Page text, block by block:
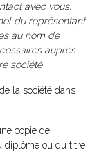
avec vous.
du représentant
au nom de
auprès
société
la société dans
copie de
diplôme ou du titre